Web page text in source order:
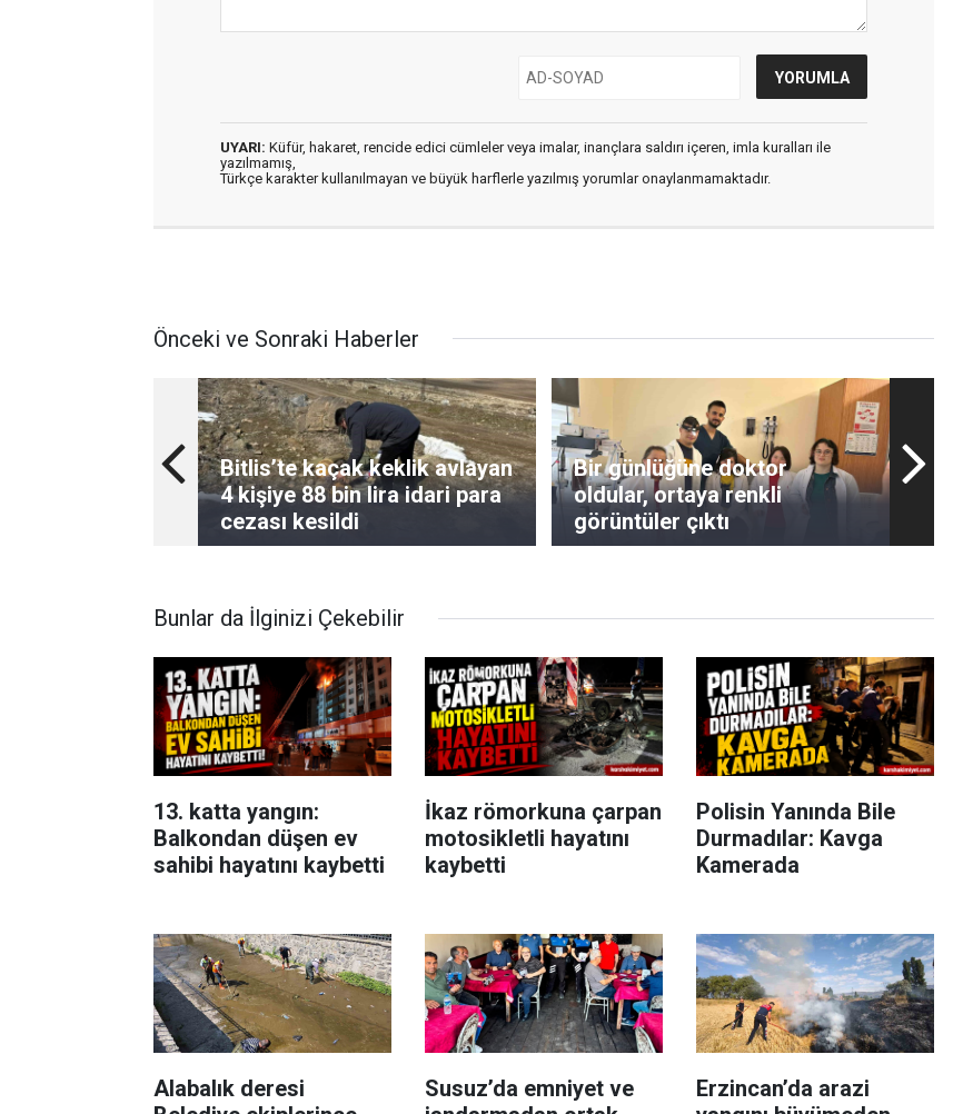
UYARI: Küfür, hakaret, rencide edici cümleler veya imalar, inançlara saldırı içeren, imla kuralları ile
yazılmamış,
Türkçe karakter kullanılmayan ve büyük harflerle yazılmış yorumlar onaylanmamaktadır.
Önceki ve Sonraki Haberler
Bitlis’te kaçak keklik avlayan
4 kişiye 88 bin lira idari para
cezası kesildi
Bir günlüğüne doktor
oldular, ortaya renkli
görüntüler çıktı
Bunlar da İlginizi Çekebilir
13. katta yangın:
Balkondan düşen ev
sahibi hayatını kaybetti
İkaz römorkuna çarpan
motosikletli hayatını
kaybetti
Polisin Yanında Bile
Durmadılar: Kavga
Kamerada
Alabalık deresi
Susuz’da emniyet ve
Erzincan’da arazi